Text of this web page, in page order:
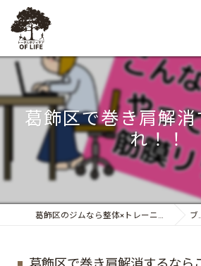
葛飾区で巻き肩解
れ！！
葛飾区のジムなら整体×トレーニング トータルボディケア OF LIFE ブログ